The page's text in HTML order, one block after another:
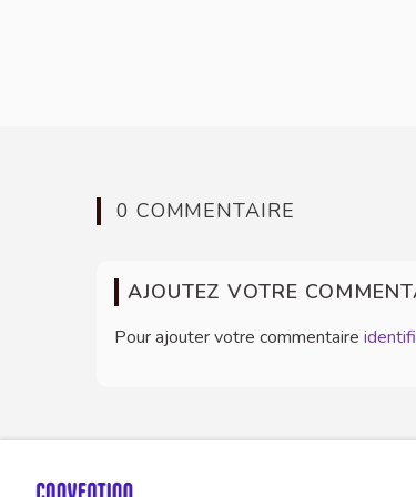
0 COMMENTAIRE
AJOUTEZ VOTRE
Pour ajouter votre commentaire